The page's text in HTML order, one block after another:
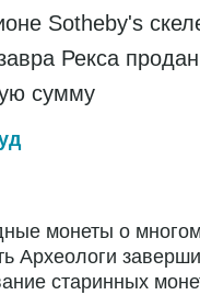
Sotheby's
Рекса
сумму
монеты о
Археологи
старинных